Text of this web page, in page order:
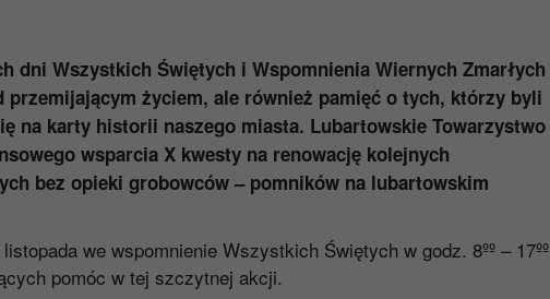
dni Wszystkich Świętych i Wspomnienia Wiernych Zmarłych
życiem, ale również pamięć o tych, którzy byli
na karty historii naszego miasta. Lubartowskie Towarzystwo
wsparcia X kwesty na renowację kolejnych
bez opieki grobowców – pomników na lubartowskim
we wspomnienie Wszystkich Świętych w godz. 8ºº – 17ºº
pomóc w tej szczytnej akcji.